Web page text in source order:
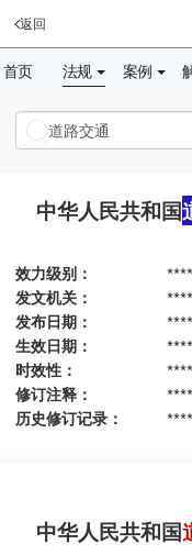
返回
首页 法规 案例
中华人民共和国
效力级别： ****
发文机关： ****
发布日期： ****
生效日期： ****
时效性： ****
修订注释： ****
历史修订记录： ****
中华人民共和国